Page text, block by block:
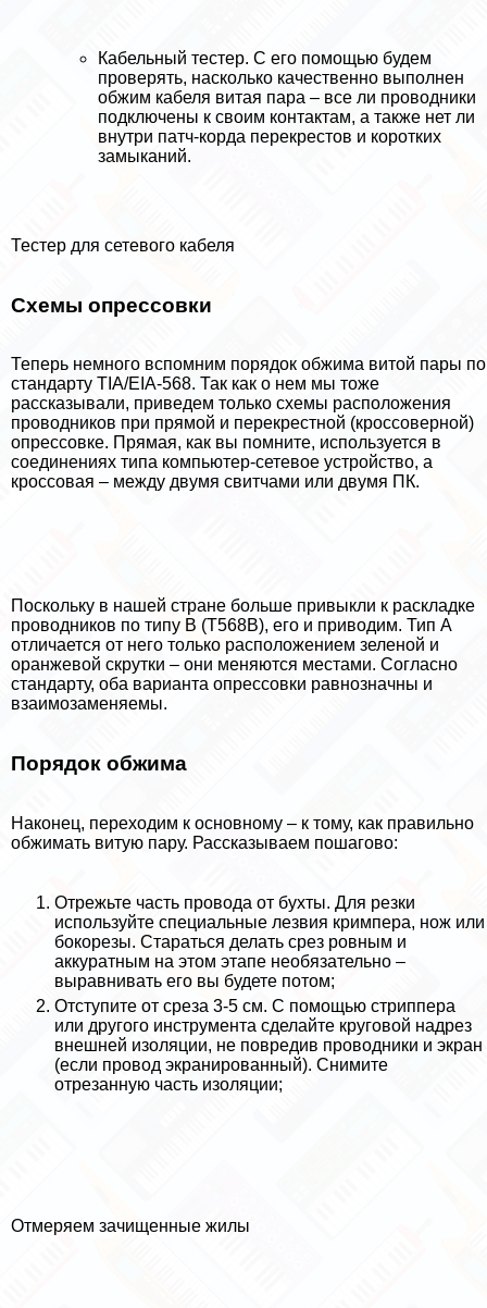
Кабельный тестер. С его помощью будем
проверять, насколько качественно выполнен
обжим кабеля витая пара – все ли проводники
подключены к своим контактам, а также нет ли
внутри патч-корда перекрестов и коротких
замыканий.
Тестер для сетевого кабеля
Схемы опрессовки
Теперь немного вспомним порядок обжима витой пары по
стандарту TIA/EIA-568. Так как о нем мы тоже
рассказывали, приведем только схемы расположения
проводников при прямой и перекрестной (кроссоверной)
опрессовке. Прямая, как вы помните, используется в
соединениях типа компьютер-сетевое устройство, а
кроссовая – между двумя свитчами или двумя ПК.
Поскольку в нашей стране больше привыкли к раскладке
проводников по типу В (Т568В), его и приводим. Тип А
отличается от него только расположением зеленой и
оранжевой скрутки – они меняются местами. Согласно
стандарту, оба варианта опрессовки равнозначны и
взаимозаменяемы.
Порядок обжима
Наконец, переходим к основному – к тому, как правильно
обжимать витую пару. Рассказываем пошагово:
Отрежьте часть провода от бухты. Для резки
используйте специальные лезвия кримпера, нож или
бокорезы. Стараться делать срез ровным и
аккуратным на этом этапе необязательно –
выравнивать его вы будете потом;
Отступите от среза 3-5 см. С помощью стpиппepа
или другого инструмента сделайте круговой надрез
внешней изоляции, не повредив проводники и экран
(если провод экранированный). Снимите
отрезанную часть изоляции;
Отмеряем зачищенные жилы